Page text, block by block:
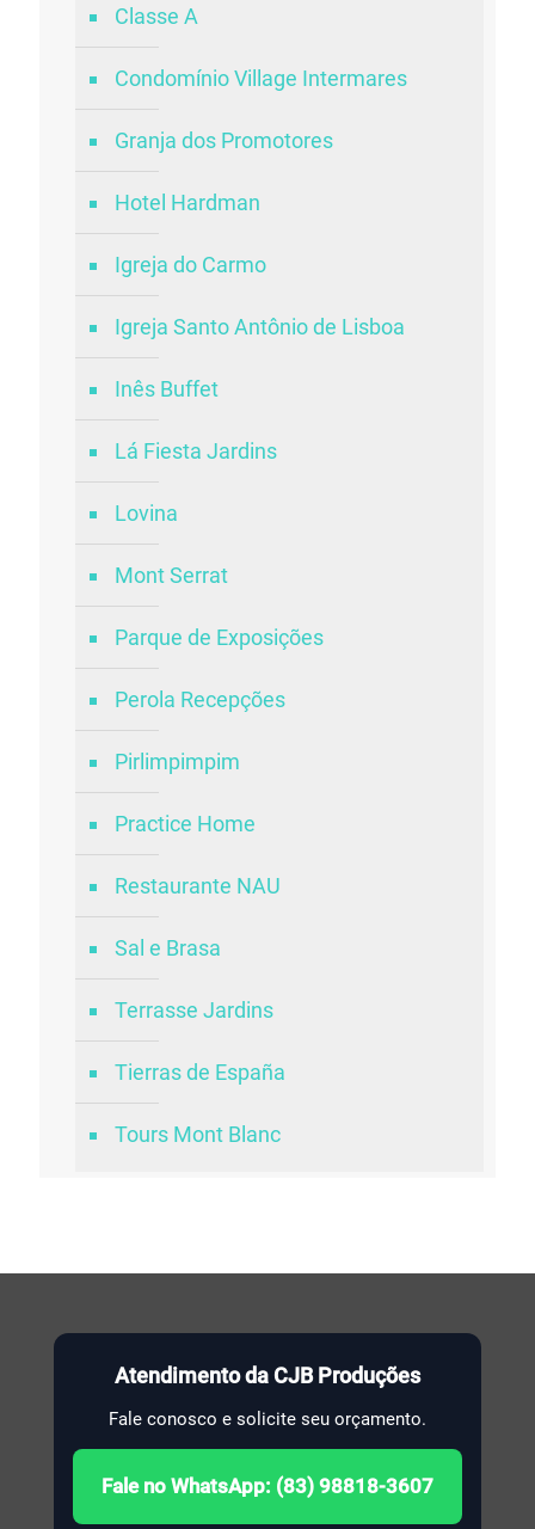
Classe A
Condomínio Village Intermares
Granja dos Promotores
Hotel Hardman
Igreja do Carmo
Igreja Santo Antônio de Lisboa
Inês Buffet
Lá Fiesta Jardins
Lovina
Mont Serrat
Parque de Exposições
Perola Recepções
Pirlimpimpim
Practice Home
Restaurante NAU
Sal e Brasa
Terrasse Jardins
Tierras de España
Tours Mont Blanc
Atendimento da CJB Produções
Fale conosco e solicite seu orçamento.
Fale no WhatsApp: (83) 98818-3607